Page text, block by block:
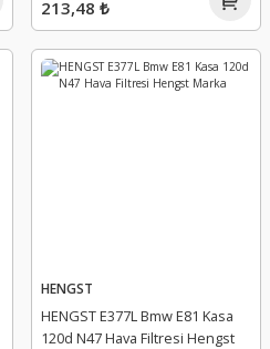
213,48 ₺
HENGST
HENGST E377L Bmw E81 Kasa
120d N47 Hava Filtresi Hengst